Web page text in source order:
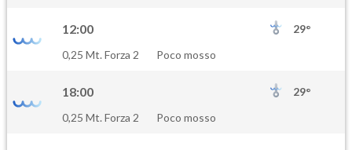
12:00
29°
0,25 Mt. Forza 2
Poco mosso
18:00
29°
0,25 Mt. Forza 2
Poco mosso